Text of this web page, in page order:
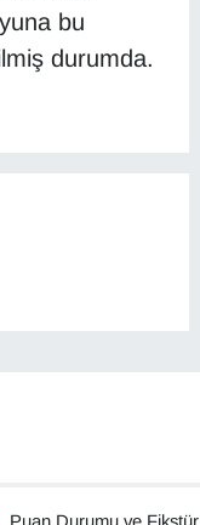
bu
durumda.
Puan Durumu ve Fikstür